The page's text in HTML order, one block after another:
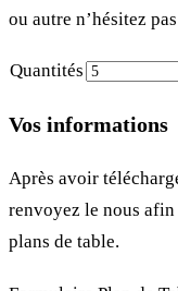
ou autre n’hésitez
Quantités
Vos informations
Après avoir
renvoyez le nous
plans de table.